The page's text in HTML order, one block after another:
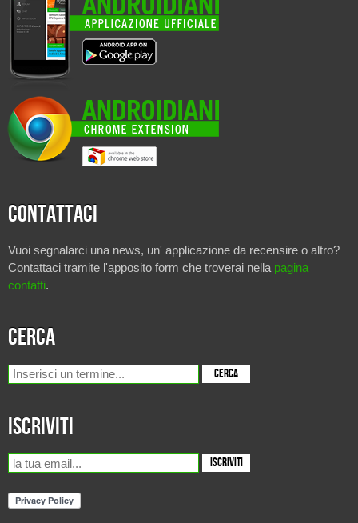
Contattaci
Vuoi segnalarci una news, un' applicazione da recensire o altro?
Contattaci tramite l'apposito form che troverai nella pagina
contatti.
Cerca
Iscriviti